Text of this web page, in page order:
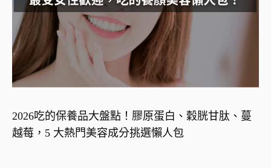
2026吃的保養品大盤點！膠原蛋白、穀胱甘肽、蔓
越莓，5 大熱門美容成分挑選懶人包